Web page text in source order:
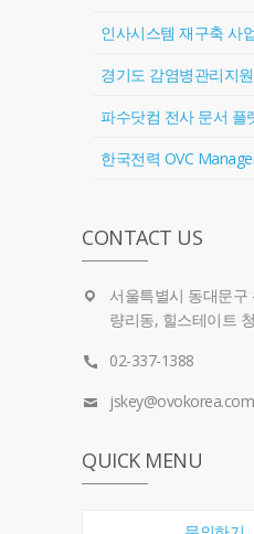
인사시스템 재구축 사
한국전력 OVC
CONTACT US
서울특별시 동대문구
량리동, 힐스테이트
02-337-1388
jskey@ovokorea.com
QUICK MENU